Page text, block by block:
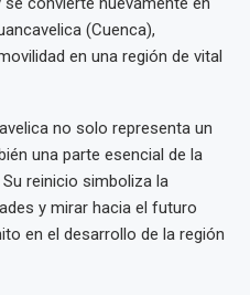
(Cuenca),
en una región de vital
no solo representa un
una parte esencial de la
reinicio simboliza la
y mirar hacia el futuro
en el desarrollo de la región